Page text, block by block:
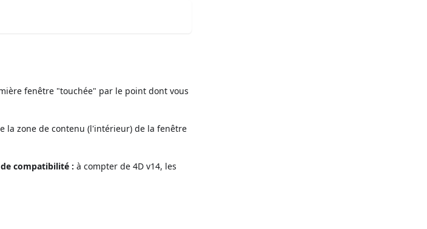
fenêtre "touchée" par le point dont vous
la zone de contenu (l'intérieur) de la fenêtre
compatibilité : à compter de 4D v14, les